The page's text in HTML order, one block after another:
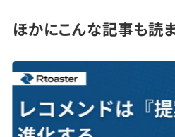
ほかにこんな記事も読
" loading="lazy">